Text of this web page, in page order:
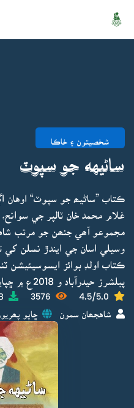
شخصيتون ۽ خاڪا
ساڻيهه جو سپوٽ
ڪتاب ”ساڻيھ جو سپوٽ“ اوهان
غلام محمد خان ٽالپر جي
مجموعو آھي جنھن جو مرتب
وسيلي اسان جي ايندڙ نسلن کي
ڪتاب اولڊ بوائز ايسوسيئيشن
پبلشرز حيدرآباد و 2018ع ۾ ڇپايو ويو.
4.5/5.0
3576
شاهجھان سمون ڇاپو